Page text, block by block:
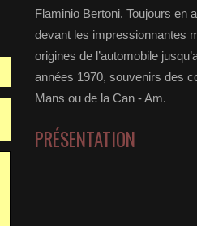
Flaminio Bertoni. Toujours en
devant les impressionnantes
origines de l’automobile
années 1970, souvenirs des
Mans ou de la Can - Am.
PRÉSENTATION